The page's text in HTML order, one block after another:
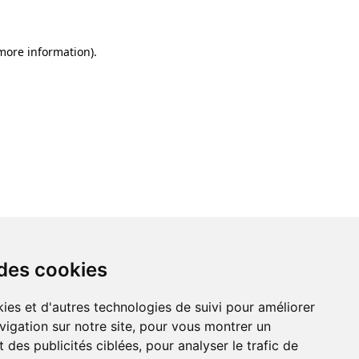
cookies
et d'autres technologies de suivi pour améliorer
sur notre site, pour vous montrer un
des publicités ciblées, pour analyser le trafic de
information).